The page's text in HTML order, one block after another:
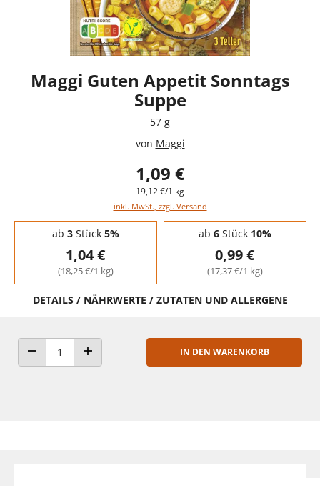
Maggi Guten Appetit Sonntags
Suppe
57 g
von Maggi
1,09 €
19,12 €/1 kg
inkl. MwSt., zzgl. Versand
Staffelpreise - Mengenrabatt
ab 3Stück 5%
1,04 €
(18,25 €/1 kg)
ab 6Stück 10%
0,99 €
(17,37 €/1 kg)
DETAILS / NÄHRWERTE / ZUTATEN UND ALLERGENE
ANZAHL VERRINGERNANZAHL ERHÖHEN
IN DEN WARENKORB